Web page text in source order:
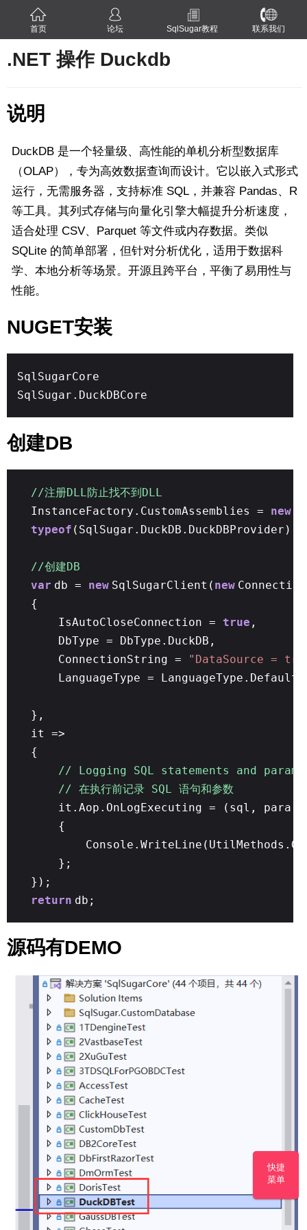
首页 论坛 SqlSugar教程 联系我们
.NET 操作 Duckdb
说明
DuckDB 是一个轻量级、高性能的单机分析型数据库
（OLAP），专为高效数据查询而设计。它以嵌入式形式
运行，无需服务器，支持标准 SQL，并兼容 Pandas、R
等工具。其列式存储与向量化引擎大幅提升分析速度，
适合处理 CSV、Parquet 等文件或内存数据。类似
SQLite 的简单部署，但针对分析优化，适用于数据科
学、本地分析等场景。开源且跨平台，平衡了易用性与
性能。
NUGET安装
SqlSugarCore
SqlSugar.DuckDBCore
创建DB
//注册DLL防止找不到DLL
InstanceFactory.CustomAssemblies = new
typeof
//创建DB
var db = new SqlSugarClient( new
{
IsAutoCloseConnection = true ,
DbType = DbType.DuckDB,
ConnectionString =
"DataSource =
LanguageType = LanguageType.Default
},
it =>
{
// Logging SQL statements and
// 在执行前记录 SQL 语句和参数
it.Aop.OnLogExecuting = (sql, para)
{
};
});
return db;
源码有DEMO
快捷
菜单